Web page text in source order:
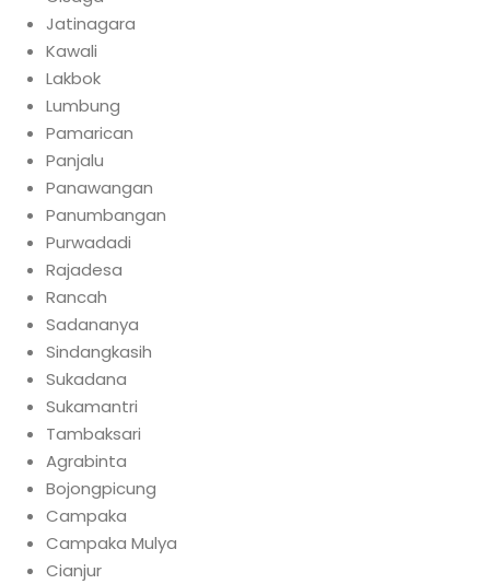
Jatinagara
Kawali
Lakbok
Lumbung
Pamarican
Panjalu
Panawangan
Panumbangan
Purwadadi
Rajadesa
Rancah
Sadananya
Sindangkasih
Sukadana
Sukamantri
Tambaksari
Agrabinta
Bojongpicung
Campaka
Campaka Mulya
Cianjur